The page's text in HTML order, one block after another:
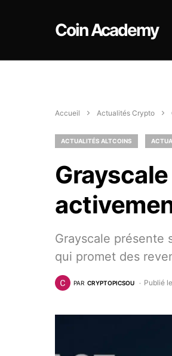
Coin Academy
Accueil Actualités Crypto
ACTUALITÉS ALTCOINS
Grayscale présente
qui promet des
PAR CRYPTOPICSOU Publié